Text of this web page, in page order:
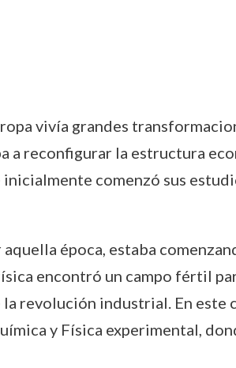
vivía grandes
a reconfigurar la estructura
comenzó sus
época, estaba
encontró un campo fértil
revolución industrial. En este
y Física experimental,